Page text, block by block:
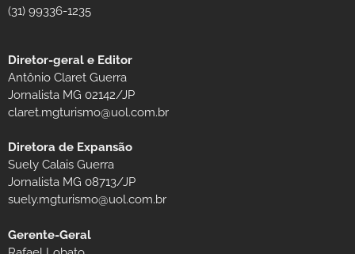
(31) 99336-1235
Diretor-geral e Editor
Antônio Claret Guerra
Jornalista MG 02142/JP
claret.mgturismo@uol.com.br
Diretora de Expansão
Suely Calais Guerra
Jornalista MG 08713/JP
suely.mgturismo@uol.com.br
Gerente-Geral